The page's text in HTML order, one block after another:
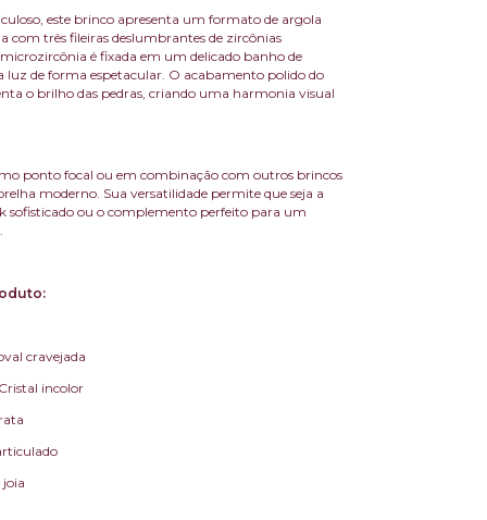
este brinco apresenta um formato de argola
com três fileiras deslumbrantes de zircônias
é fixada em um delicado banho de
luz de forma espetacular. O acabamento polido do
o brilho das pedras, criando uma harmonia visual
ponto focal ou em combinação com outros brincos
moderno. Sua versatilidade permite que seja a
sofisticado ou o complemento perfeito para um
cravejada
incolor